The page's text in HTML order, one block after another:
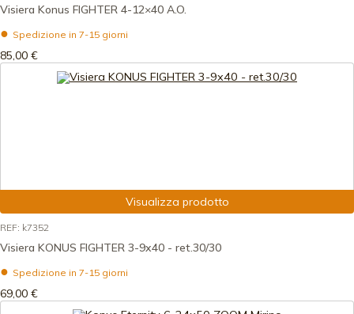
Visiera Konus FIGHTER 4-12×40 A.O.
Spedizione in 7-15 giorni
85,00 €
Visualizza prodotto
REF: k7352
Visiera KONUS FIGHTER 3-9x40 - ret.30/30
Spedizione in 7-15 giorni
69,00 €